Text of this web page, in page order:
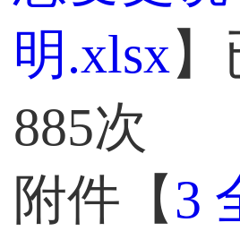
明.xlsx
885次
附件【3